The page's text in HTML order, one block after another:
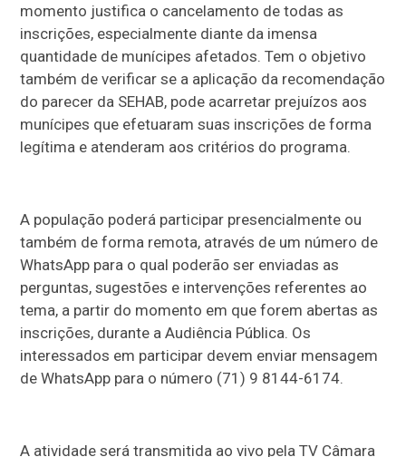
momento justifica o cancelamento de todas as
inscrições, especialmente diante da imensa
quantidade de munícipes afetados. Tem o objetivo
também de verificar se a aplicação da recomendação
do parecer da SEHAB, pode acarretar prejuízos aos
munícipes que efetuaram suas inscrições de forma
legítima e atenderam aos critérios do programa.
A população poderá participar presencialmente ou
também de forma remota, através de um número de
WhatsApp para o qual poderão ser enviadas as
perguntas, sugestões e intervenções referentes ao
tema, a partir do momento em que forem abertas as
inscrições, durante a Audiência Pública. Os
interessados em participar devem enviar mensagem
de WhatsApp para o número (71) 9 8144-6174.
A atividade será transmitida ao vivo pela TV Câmara